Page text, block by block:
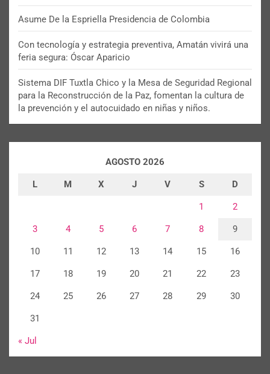
Asume De la Espriella Presidencia de Colombia
Con tecnología y estrategia preventiva, Amatán vivirá una
feria segura: Óscar Aparicio
Sistema DIF Tuxtla Chico y la Mesa de Seguridad Regional
para la Reconstrucción de la Paz, fomentan la cultura de
la prevención y el autocuidado en niñas y niños.
AGOSTO 2026
L M X J V S D
1 2
3 4 5 6 7 8 9
10 11 12 13 14 15 16
17 18 19 20 21 22 23
24 25 26 27 28 29 30
31
« Jul